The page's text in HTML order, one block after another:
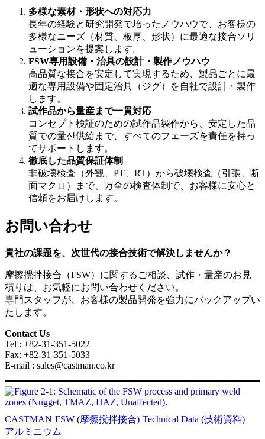
多様な素材・形状への対応力
長年の経験と研究開発で培ったノウハウで、お客様の
多様なニーズ（材質、板厚、形状）に最適な接合ソリ
ューションを提案します。
FSW専用設備・治具の設計・製作ノウハウ
高品質な接合を安定して実現するため、製品ごとに最
適な専用設備や固定治具（ジグ）を自社で設計・製作
します。
試作品から量産まで一貫対応
コンセプト検証のための試作品製作から、安定した品
質での量산供給まで、すべてのフェーズを責任を持っ
てサポートします。
徹底した品質保証体制
非破壊検査（外観、PT、RT）から破壊検査（引張、断
面マクロ）まで、万全の検査体制で、お客様に安心と
信頼をお届けします。
お問い合わせ
貴社の課題を、次世代の接合技術で解決しませんか？
摩擦攪拌接合（FSW）に関するご相談、試作・量産のお見
積りは、お気軽にお問い合わせください。
専門スタッフが、お客様の製品開発を強力にバックアップい
たします。
Contact Us
Tel : +82-31-351-5022
Fax: +82-31-351-5033
E-mail : sales@castman.co.kr
CASTMAN FSW (摩擦撹拌接合) Technical Data (技術資料)
アルミニウム